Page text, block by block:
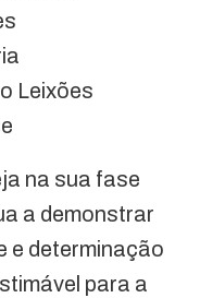
Leixões
na sua fase
a demonstrar
e determinação
para a